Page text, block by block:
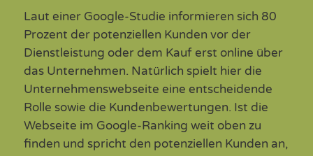
Laut einer Google-Studie informieren sich 80
Prozent der potenziellen Kunden vor der
Dienstleistung oder dem Kauf erst online über
das Unternehmen. Natürlich spielt hier die
Unternehmenswebseite eine entscheidende
Rolle sowie die Kundenbewertungen. Ist die
Webseite im Google-Ranking weit oben zu
finden und spricht den potenziellen Kunden an,